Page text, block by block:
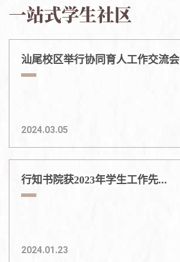
一站式学生社区
汕尾校区举行协同育人工作交流会
2024.03.05
行知书院获2023年学生工作先...
2024.01.23